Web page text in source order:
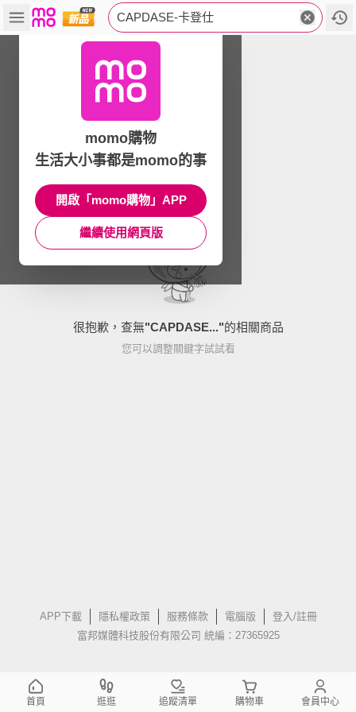
CAPDASE-卡登仕
很抱歉，查無"CAPDASE..."的相關商品
您可以調整關鍵字試試看
APP下載 隱私權政策 服務條款 電腦版
登入/註冊
富邦媒體科技股份有限公司 統編：27365925
momo購物
生活大小事都是momo的事
開啟「momo購物」APP
繼續使用網頁版
首頁 逛逛 追蹤清單 購物車 會員中心